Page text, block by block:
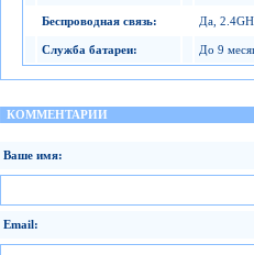
Беспроводная связь: Да,
Служба батареи: До 9
КОММЕНТАРИИ
Ваше имя:
Email: